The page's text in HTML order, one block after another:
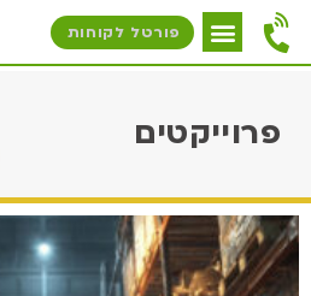
פורטל לקוחות
פרוייקטים